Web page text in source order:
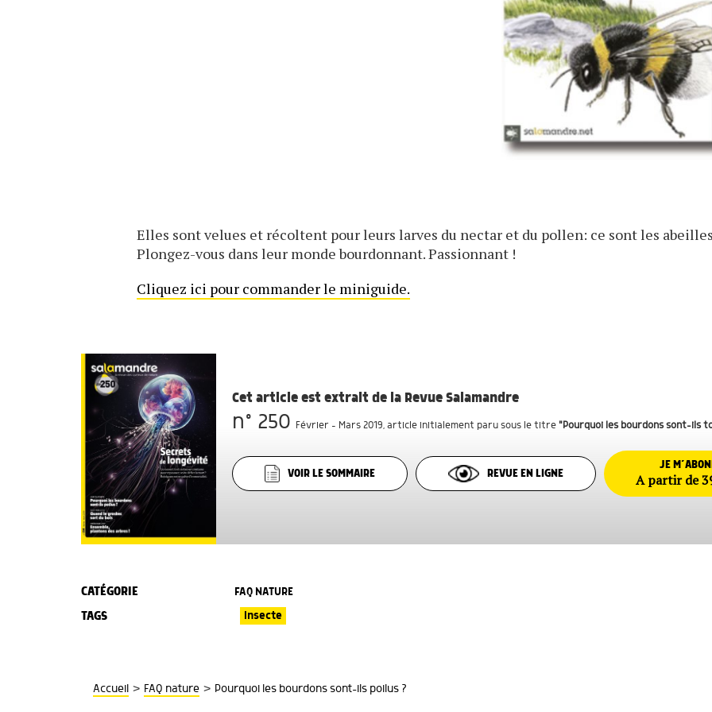
Elles sont velues et récoltent pour leurs larves du nectar et du pollen: ce sont les
Plongez-vous dans leur monde bourdonnant. Passionnant !
Cliquez ici pour commander le miniguide.
Cet article est extrait de la Revue Salamandre
n° 250 Février - Mars 2019, article initialement paru sous le titre "Pourquoi les bourdons sont-ils
VOIR LE SOMMAIRE REVUE EN LIGNE
JE
A partir de
CATÉGORIE FAQ NATURE
TAGS Insecte
Accueil > FAQ nature > Pourquoi les bourdons sont-ils poilus ?